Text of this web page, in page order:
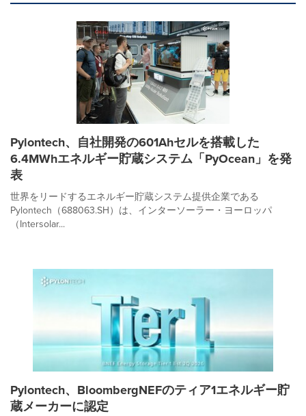
Pylontech、自社開発の601Ahセルを搭載した
6.4MWhエネルギー貯蔵システム「PyOcean」を発
表
世界をリードするエネルギー貯蔵システム提供企業である
Pylontech（688063.SH）は、インターソーラー・ヨーロッパ
（Intersolar...
Pylontech、BloombergNEFのティア1エネルギー貯
蔵メーカーに認定